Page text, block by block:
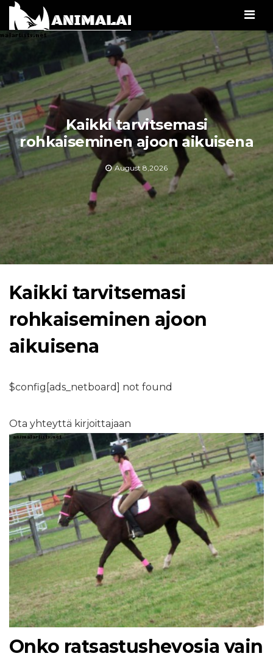
Kaikki tarvitsemasi
rohkaiseminen ajoon aikuisena
August 8,2026
Kaikki tarvitsemasi
rohkaiseminen ajoon
aikuisena
$config[ads_netboard] not found
Ota yhteyttä kirjoittajaan
Onko ratsastushevosia vain